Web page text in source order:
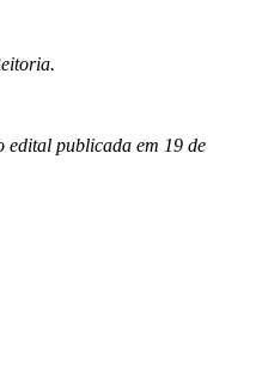
edital publicada em 19 de